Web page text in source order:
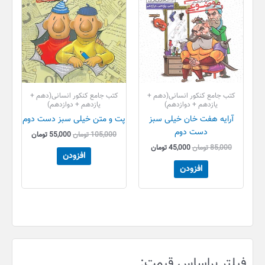
کتب جامع کنکور انسانی(دهم +
یازدهم + دوازدهم)
آرایه هفت خان خیلی سبز
دست دوم
85,000تومان45,000تومان
افزودن
کتب جامع کنکور انسانی(دهم +
یازدهم + دوازدهم)
پت و متن خیلی سبز دست دوم
105,000تومان55,000 تومان
افزودن